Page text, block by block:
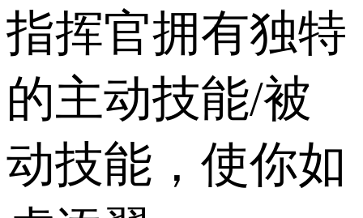
指挥官拥有独特
的主动技能/被
动技能，使你如